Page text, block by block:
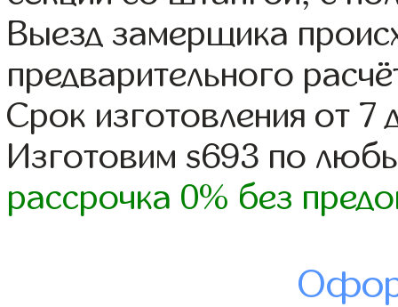
Выезд замерщика
предварительного
Срок изготовления от 7
Изготовим s693 по
рассрочка 0% без